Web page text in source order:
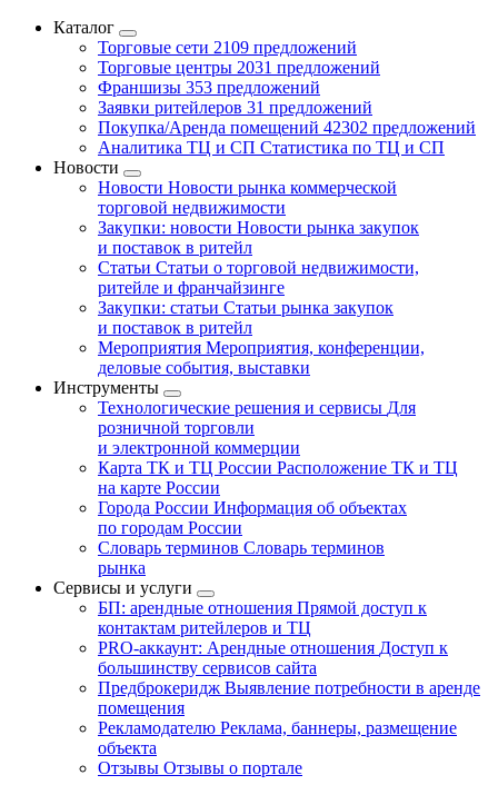
Каталог
Торговые сети 2109 предложений
Торговые центры 2031 предложений
Франшизы 353 предложений
Заявки ритейлеров 31 предложений
Покупка/Аренда помещений 42302 предложений
Аналитика ТЦ и СП Статистика по ТЦ и СП
Новости
Новости Новости рынка коммерческой
торговой недвижимости
Закупки: новости Новости рынка закупок
и поставок в ритейл
Статьи Статьи о торговой недвижимости,
ритейле и франчайзинге
Закупки: статьи Статьи рынка закупок
и поставок в ритейл
Мероприятия Мероприятия, конференции,
деловые события, выставки
Инструменты
Технологические решения и сервисы Для
розничной торговли
и электронной коммерции
Карта ТК и ТЦ России Расположение ТК и ТЦ
на карте России
Города России Информация об объектах
по городам России
Словарь терминов Словарь терминов
рынка
Сервисы и услуги
БП: арендные отношения Прямой доступ к
контактам ритейлеров и ТЦ
PRO-аккаунт: Арендные отношения Доступ к
большинству сервисов сайта
Предброкеридж Выявление потребности в аренде
помещения
Рекламодателю Реклама, баннеры, размещение
объекта
Отзывы Отзывы о портале